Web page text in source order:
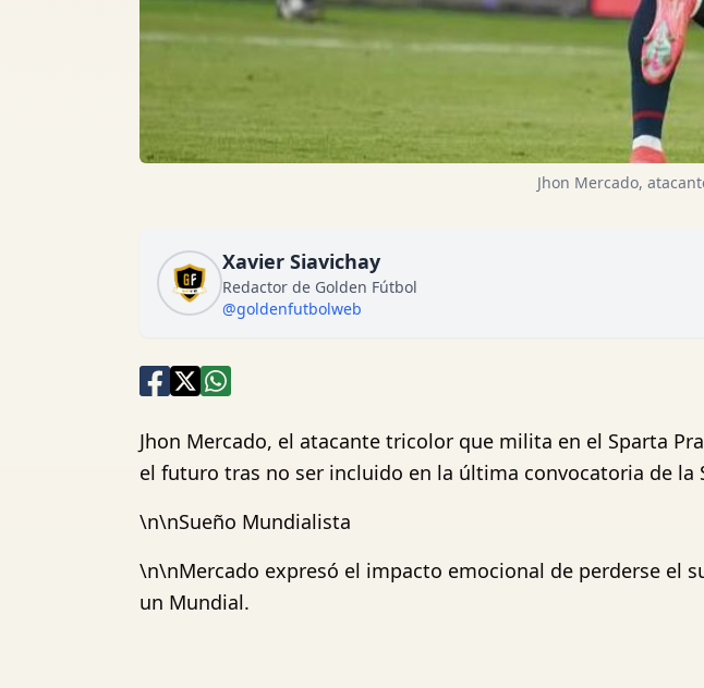
Jhon Mercado,
Xavier Siavichay
Redactor de Golden Fútbol
@goldenfutbolweb
Jhon Mercado, el atacante tricolor que milita en el Sparta
el futuro tras no ser incluido en la última convocatoria de la
\n\nSueño Mundialista
\n\nMercado expresó el impacto emocional de perderse el
un Mundial.